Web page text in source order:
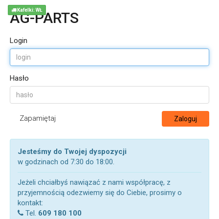
AG-PARTS
Login
Hasło
Zapamiętaj Zaloguj
Jesteśmy do Twojej dyspozycji
w godzinach od 7:30 do 18:00.
Jeżeli chciałbyś nawiązać z nami współpracę, z
przyjemnością odezwiemy się do Ciebie, prosimy o
kontakt:
Tel. 609 180 100
Kafelki: WŁ